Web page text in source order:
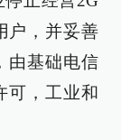
户，并妥善
由基础电信
可，工业和